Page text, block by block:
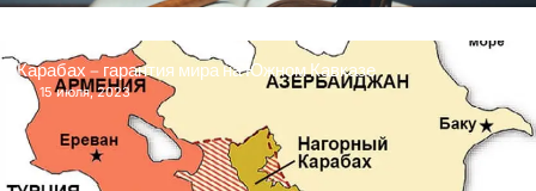
Карабах – гарантия мира на Южном Кавказе
15 июля, 2023